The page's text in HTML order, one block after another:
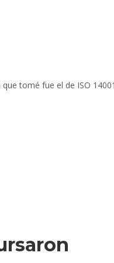
tomé fue el de ISO